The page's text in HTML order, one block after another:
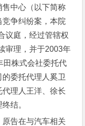
中心（以下简称
争纠纷案，本院
议庭，经过管辖权
审理，并于2003年
田株式会社委托代
委托代理人奚卫
理人王洋、徐长
结。
告在与汽车相关